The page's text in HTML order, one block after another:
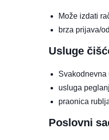
Može izdati
brza prijava/
Usluge
Svakodnevna
usluga
praonica
Poslovni